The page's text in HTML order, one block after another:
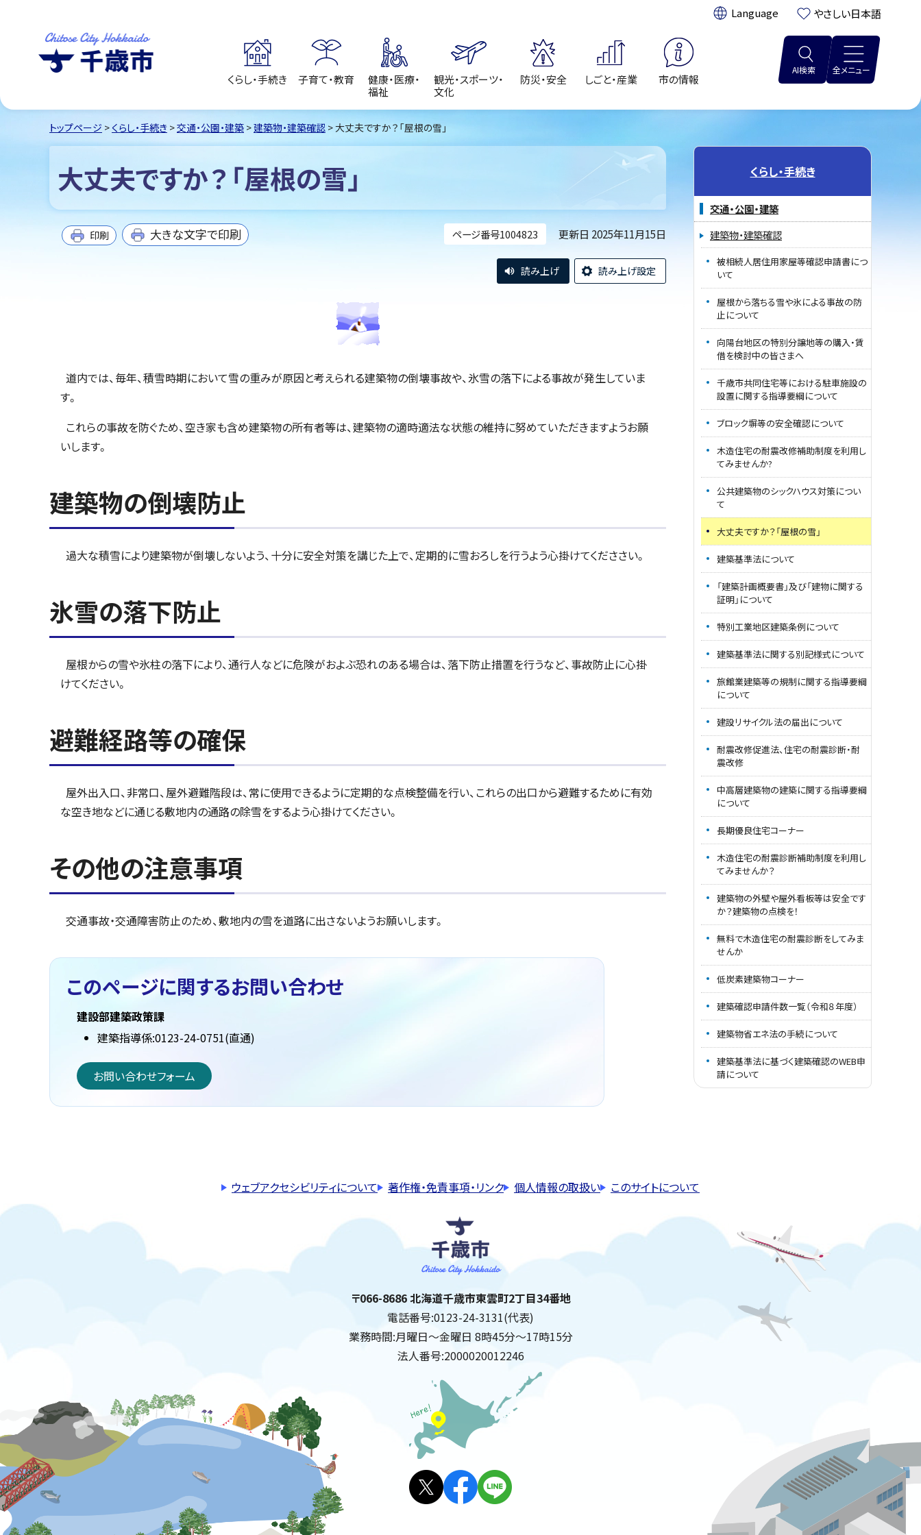
翻訳: やさしい日本語
くらし・手続き 子育て・教育
健康・医療・
福祉
観光・スポーツ・
文化
防災・安全 しごと・産業 市の情報
AI検索 全メニュー
トップページ > くらし・手続き >交通・公園・建築 >建築物・建築確認 > 大丈夫ですか？「屋根の雪」
大丈夫ですか？「屋根の雪」
ページ番号1004823 更新日 2025年11月15日
印刷 大きな文字で印刷
読み上げ 読み上げ設定
道内では、毎年、積雪時期において雪の重みが原因と考えられる建築物の倒壊事故や、氷雪の落下による事故が発生していま
す。
これらの事故を防ぐため、空き家も含め建築物の所有者等は、建築物の適時適法な状態の維持に努めていただきますようお願
いします。
建築物の倒壊防止
過大な積雪により建築物が倒壊しないよう、十分に安全対策を講じた上で、定期的に雪おろしを行うよう心掛けてくだささい。
氷雪の落下防止
屋根からの雪や氷柱の落下により、通行人などに危険がおよぶ恐れのある場合は、落下防止措置を行うなど、事故防止に心掛
けてください。
避難経路等の確保
屋外出入口、非常口、屋外避難階段は、常に使用できるように定期的な点検整備を行い、これらの出口から避難するために有効
な空き地などに通じる敷地内の通路の除雪をするよう心掛けてください。
その他の注意事項
交通事故・交通障害防止のため、敷地内の雪を道路に出さないようお願いします。
このページに関するお問い合わせ
建設部建築政策課
建築指導係:0123-24-0751(直通)
お問い合わせフォーム
くらし・手続き
交通・公園・建築
建築物・建築確認
被相続人居住用家屋等確認申請書につ
いて
屋根から落ちる雪や氷による事故の防
止について
向陽台地区の特別分譲地等の購入・賃
借を検討中の皆さまへ
千歳市共同住宅等における駐車施設の
設置に関する指導要綱について
ブロック塀等の安全確認について
木造住宅の耐震改修補助制度を利用し
てみませんか?
公共建築物のシックハウス対策につい
て
大丈夫ですか？「屋根の雪」
建築基準法について
「建築計画概要書」及び「建物に関する
証明」について
特別工業地区建築条例について
建築基準法に関する別記様式について
旅館業建築等の規制に関する指導要綱
について
建設リサイクル法の届出について
耐震改修促進法、住宅の耐震診断・耐
震改修
中高層建築物の建築に関する指導要綱
について
長期優良住宅コーナー
木造住宅の耐震診断補助制度を利用し
てみませんか？
建築物の外壁や屋外看板等は安全です
か？建築物の点検を！
無料で木造住宅の耐震診断をしてみま
せんか
低炭素建築物コーナー
建築確認申請件数一覧（令和８年度）
建築物省エネ法の手続について
建築基準法に基づく建築確認のWEB申
請について
ウェブアクセシビリティについて 著作権・免責事項・リンク 個人情報の取扱い このサイトについて
千歳市
住所:
〒066-8686 北海道千歳市東雲町2丁目34番地
電話番号:0123-24-3131(代表)
業務時間:月曜日～金曜日 8時45分～17時15分
法人番号:2000020012246
公式SNS